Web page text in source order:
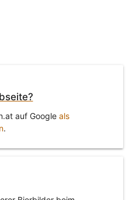
auf Google als
.